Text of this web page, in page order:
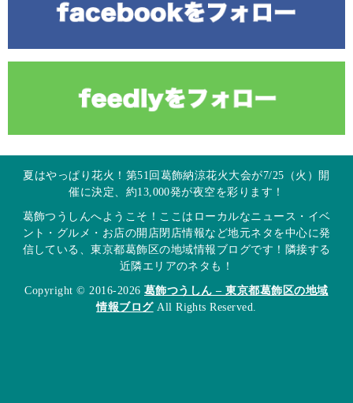
夏はやっぱり花火！第51回葛飾納涼花火大会が7/25（火）開
催に決定、約13,000発が夜空を彩ります！
葛飾つうしんへようこそ！ここはローカルなニュース・イベ
ント・グルメ・お店の開店閉店情報など地元ネタを中心に発
信している、東京都葛飾区の地域情報ブログです！隣接する
近隣エリアのネタも！
Copyright © 2016-2026 葛飾つうしん – 東京都葛飾区の地域
情報ブログAll Rights Reserved.